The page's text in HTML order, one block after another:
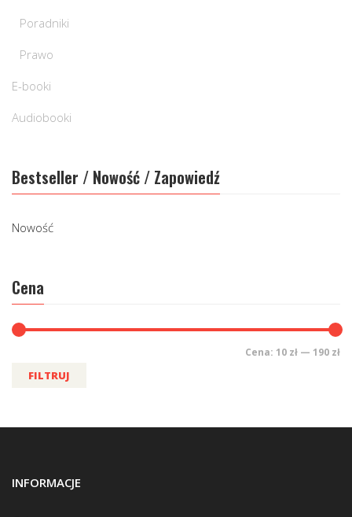
Poradniki
Prawo
E-booki
Audiobooki
Bestseller / Nowość / Zapowiedź
Nowość
Cena
FILTRUJ
Cena: 10 zł — 190 zł
INFORMACJE